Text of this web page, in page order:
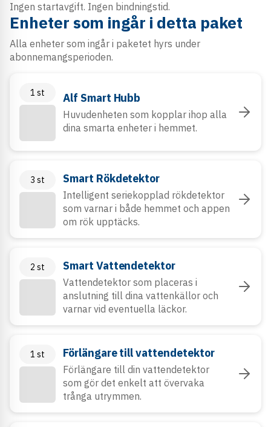
Ingen startavgift. Ingen bindningstid.
Enheter som ingår i detta paket
Alla enheter som ingår i paketet hyrs under
abonnemangsperioden.
Alf Smart Hubb
Huvudenheten som kopplar ihop alla
dina smarta enheter i hemmet.
1 st
Smart Rökdetektor
Intelligent seriekopplad rökdetektor
som varnar i både hemmet och appen
om rök upptäcks.
3 st
Smart Vattendetektor
Vattendetektor som placeras i
anslutning till dina vattenkällor och
varnar vid eventuella läckor.
2 st
Förlängare till vattendetektor
Förlängare till din vattendetektor
som gör det enkelt att övervaka
trånga utrymmen.
1 st